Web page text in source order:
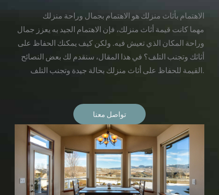
الاهتمام بأثاث منزلك هو الاهتمام بجمال وراحة منزلك
مهما كانت قيمة أثاث منزلك، فإن الاهتمام الجيد به يعزز جمال
وراحة المكان الذي تعيش فيه. ولكن كيف يمكنك الحفاظ على
أثاثك وتجنب التلف؟ في هذا المقال، سنقدم لك بعض النصائح
القيمة للحفاظ على أثاث منزلك بحالة جيدة وتجنب التلف.
تواصل معنا